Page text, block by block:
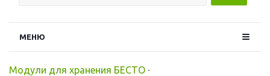
МЕНЮ
Модули для хранения БЕСТО -